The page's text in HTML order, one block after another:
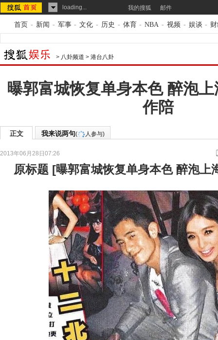
loading... 我的搜狐 邮件
首页 - 新闻 - 军事 - 文化 - 历史 - 体育 - NBA - 视频 - 娱谈 -
> 八卦频道 > 港台八卦
曝郭富城恢复单身本色 醉泡
作陪
正文 我来说两句( 人参与)
2013年06月28日07:26
原标题 [曝郭富城恢复单身本色 醉泡上